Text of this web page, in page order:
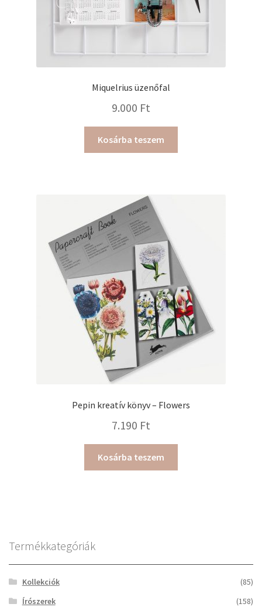
Miquelrius üzenőfal
9.000 Ft
Kosárba teszem
Pepin kreatív könyv – Flowers
7.190 Ft
Kosárba teszem
Termékkategóriák
Kollekciók
(85)
Írószerek
(158)